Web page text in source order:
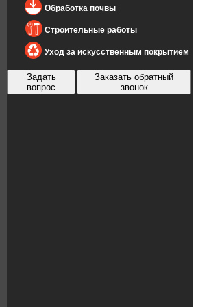
Обработка почвы
Строительные работы
Уход за искусственным покрытием
Задать
вопрос
Заказать обратный
звонок